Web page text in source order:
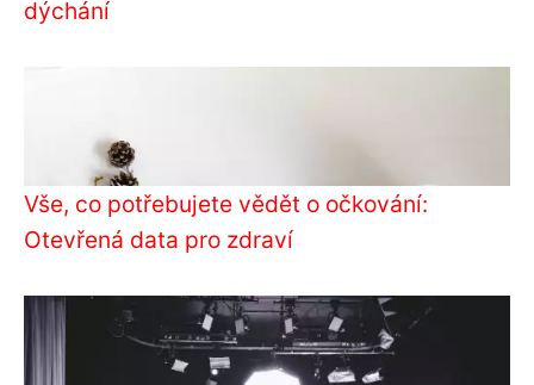
dýchání
Vše, co potřebujete vědět o očkování:
Otevřená data pro zdraví